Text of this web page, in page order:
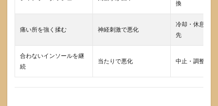
換
痛い所を強く揉む 神経刺激で悪化
冷却・休息・
先
合わないインソールを継
続
当たりで悪化 中止・調整・相